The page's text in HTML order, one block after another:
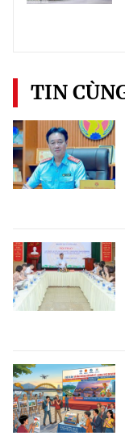
TIN